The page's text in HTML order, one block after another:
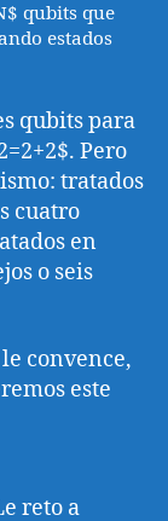
qubits que
estados
qubits para
Pero
tratados
cuatro
en
o seis
convence,
este
reto a